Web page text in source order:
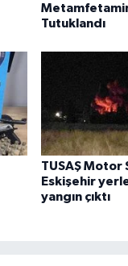
Metamfetamin
Tutuklandı
TUSAŞ Motor
Eskişehir
yangın çıktı